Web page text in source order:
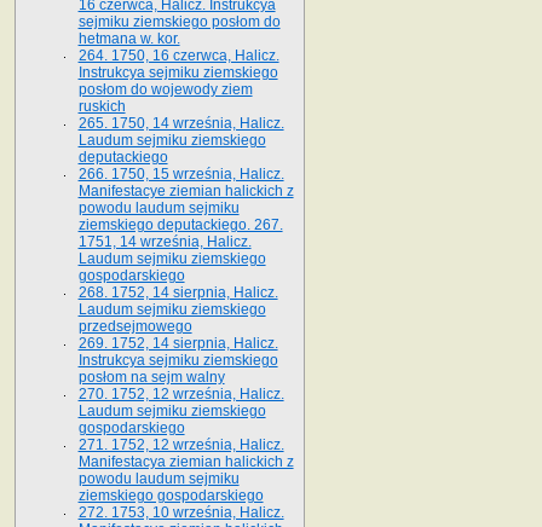
16 czerwca, Halicz. Instrukcya
sejmiku ziemskiego posłom do
hetmana w. kor.
264. 1750, 16 czerwca, Halicz.
Instrukcya sejmiku ziemskiego
posłom do wojewody ziem
ruskich
265. 1750, 14 września, Halicz.
Laudum sejmiku ziemskiego
deputackiego
266. 1750, 15 września, Halicz.
Manifestacye ziemian halickich z
powodu laudum sejmiku
ziemskiego deputackiego. 267.
1751, 14 września, Halicz.
Laudum sejmiku ziemskiego
gospodarskiego
268. 1752, 14 sierpnia, Halicz.
Laudum sejmiku ziemskiego
przedsejmowego
269. 1752, 14 sierpnia, Halicz.
Instrukcya sejmiku ziemskiego
posłom na sejm walny
270. 1752, 12 września, Halicz.
Laudum sejmiku ziemskiego
gospodarskiego
271. 1752, 12 września, Halicz.
Manifestacya ziemian halickich z
powodu laudum sejmiku
ziemskiego gospodarskiego
272. 1753, 10 września, Halicz.